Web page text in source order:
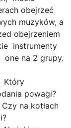
obejrzeć
muzyków, a
obejrzeniem
instrumenty
na 2 grupy.
powagi?
na kotłach